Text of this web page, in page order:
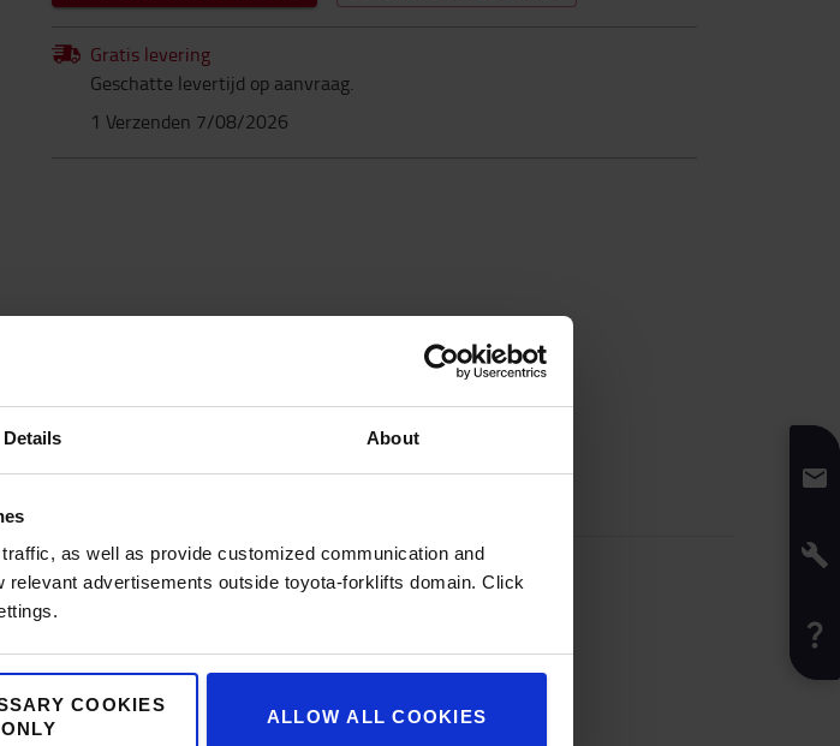
Details About
as well as provide customized communication and
advertisements outside toyota-forklifts domain. Click
COOKIES
ONLY
ALLOW ALL COOKIES
Gratis levering
Geschatte levertijd op aanvraag.
1 Verzenden 7/08/2026